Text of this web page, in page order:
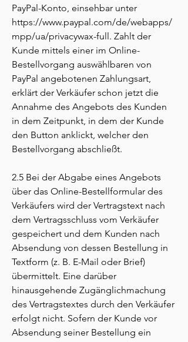
PayPal-Konto, einsehbar unter
https://www.paypal.com/de/webapps/
mpp/ua/privacywax-full. Zahlt der
Kunde mittels einer im Online-
Bestellvorgang auswählbaren von
PayPal angebotenen Zahlungsart,
erklärt der Verkäufer schon jetzt die
Annahme des Angebots des Kunden
in dem Zeitpunkt, in dem der Kunde
den Button anklickt, welcher den
Bestellvorgang abschließt.
2.5 Bei der Abgabe eines Angebots
über das Online-Bestellformular des
Verkäufers wird der Vertragstext nach
dem Vertragsschluss vom Verkäufer
gespeichert und dem Kunden nach
Absendung von dessen Bestellung in
Textform (z. B. E-Mail oder Brief)
übermittelt. Eine darüber
hinausgehende Zugänglichmachung
des Vertragstextes durch den Verkäufer
erfolgt nicht. Sofern der Kunde vor
Absendung seiner Bestellung ein